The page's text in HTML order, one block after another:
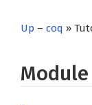
Up – coq »
Module